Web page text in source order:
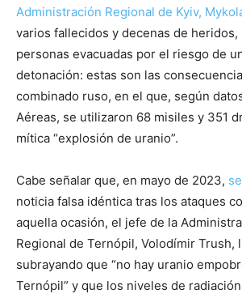
Administración Regional de Kyiv,
varios fallecidos y decenas de heridos,
personas evacuadas por el riesgo de
detonación: estas son las
combinado ruso, en el que, según
Aéreas, se utilizaron 68 misiles y 351
mítica “explosión de uranio”.
Cabe señalar que, en mayo de 2023,
noticia falsa idéntica tras los ataques
aquella ocasión, el jefe de la
Regional de Ternópil, Volodímir Trush,
subrayando que “no hay uranio
Ternópil” y que los niveles de